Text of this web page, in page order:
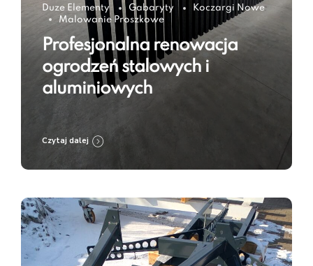
Duze Elementy Gabaryty
Koczargi Nowe
Malowanie Proszkowe
Profesjonalna renowacja
ogrodzeń stalowych i
aluminiowych
Czytaj dalej